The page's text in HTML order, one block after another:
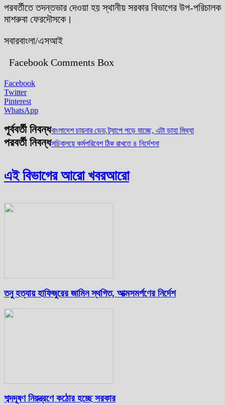
পরবর্তীতে তদন্তভার দেওয়া হয় স্থানীয় সরকার বিভাগের উপ-পরিচালক
মাশরুবা ফেরদৌসকে।
সবারবাংলা/এসআই
Facebook Comments Box
Facebook
Twitter
Pinterest
WhatsApp
পূর্ববর্তী নিবন্ধবাংলাদেশ চায়নার ডেড ট্র্যাপে পড়ে যাচ্ছে, এটা ডাহা মিথ্যা
পরবর্তী নিবন্ধসচিবালয়ে কর্মপরিবেশ ঠিক রাখতে ৪ নির্দেশনা
এই বিভাগের আরো খবরআরো
তনু হত্যায় হাফিজুরের জামিন স্থগিত, আত্মসমর্পণের নির্দেশ
শব্দদূষণ নিয়ন্ত্রণে কঠোর হচ্ছে সরকার